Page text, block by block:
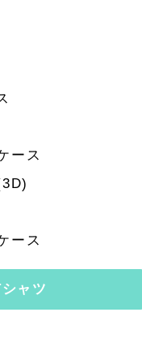
ース
ース
ャツ